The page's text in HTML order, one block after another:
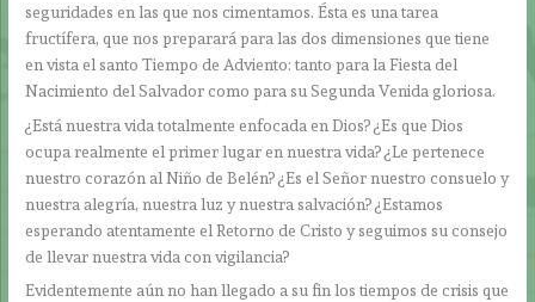
seguridades en las que nos cimentamos. Ésta es una tarea
fructífera, que nos preparará para las dos dimensiones que tiene
en vista el santo Tiempo de Adviento: tanto para la Fiesta del
Nacimiento del Salvador como para su Segunda Venida gloriosa.
¿Está nuestra vida totalmente enfocada en Dios? ¿Es que Dios
ocupa realmente el primer lugar en nuestra vida? ¿Le pertenece
nuestro corazón al Niño de Belén? ¿Es el Señor nuestro consuelo y
nuestra alegría, nuestra luz y nuestra salvación? ¿Estamos
esperando atentamente el Retorno de Cristo y seguimos su consejo
de llevar nuestra vida con vigilancia?
Evidentemente aún no han llegado a su fin los tiempos de crisis que